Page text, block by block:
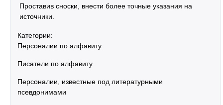
Проставив сноски, внести более точные указания на
источники.
Категории:
Персоналии по алфавиту
Писатели по алфавиту
Персоналии, известные под литературными
псевдонимами